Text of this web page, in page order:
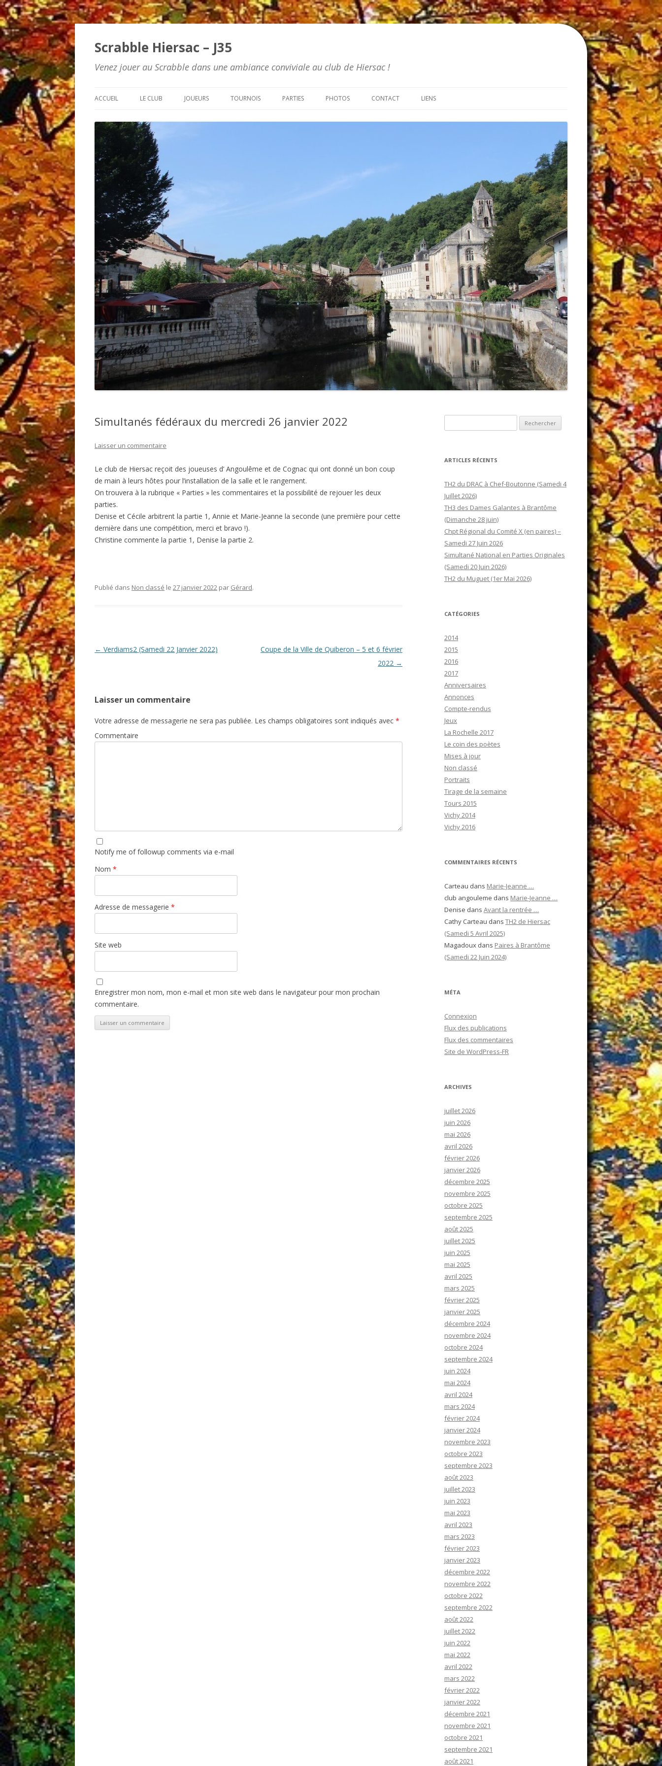
Scrabble Hiersac – J35
Venez jouer au Scrabble dans une ambiance conviviale au club de Hiersac !
ACCUEIL LE CLUB JOUEURS TOURNOIS PARTIES PHOTOS CONTACT LIENS
Simultanés fédéraux du mercredi 26 janvier 2022
Laisser un commentaire
Le club de Hiersac reçoit des joueuses d’ Angoulême et de Cognac qui ont donné un bon coup
de main à leurs hôtes pour l’installation de la salle et le rangement.
On trouvera à la rubrique « Parties » les commentaires et la possibilité de rejouer les deux
parties.
Denise et Cécile arbitrent la partie 1, Annie et Marie-Jeanne la seconde (une première pour cette
dernière dans une compétition, merci et bravo !).
Christine commente la partie 1, Denise la partie 2.
Publié dans Non classé le 27 janvier 2022 par Gérard.
Post navigation
← Verdiams2 (Samedi 22 Janvier 2022)
Coupe de la Ville de Quiberon – 5 et 6 février
2022 →
Laisser un commentaire
Votre adresse de messagerie ne sera pas publiée. Les champs obligatoires sont indiqués avec *
Commentaire
Notify me of followup comments via e-mail
Nom *
Adresse de messagerie *
Site web
Enregistrer mon nom, mon e-mail et mon site web dans le navigateur pour mon prochain
commentaire.
ARTICLES RÉCENTS
TH2 du DRAC à Chef-Boutonne (Samedi 4
Juillet 2026)
TH3 des Dames Galantes à Brantôme
(Dimanche 28 juin)
Chpt Régional du Comité X (en paires) –
Samedi 27 Juin 2026
Simultané National en Parties Originales
(Samedi 20 Juin 2026)
TH2 du Muguet (1er Mai 2026)
CATÉGORIES
2014
2015
2016
2017
Anniversaires
Annonces
Compte-rendus
Jeux
La Rochelle 2017
Le coin des poètes
Mises à jour
Non classé
Portraits
Tirage de la semaine
Tours 2015
Vichy 2014
Vichy 2016
COMMENTAIRES RÉCENTS
Carteau dans Marie-Jeanne …
club angouleme dans Marie-Jeanne …
Denise dans Avant la rentrée …
Cathy Carteau dans TH2 de Hiersac
(Samedi 5 Avril 2025)
Magadoux dans Paires à Brantôme
(Samedi 22 Juin 2024)
MÉTA
Connexion
Flux des publications
Flux des commentaires
Site de WordPress-FR
ARCHIVES
juillet 2026
juin 2026
mai 2026
avril 2026
février 2026
janvier 2026
décembre 2025
novembre 2025
octobre 2025
septembre 2025
août 2025
juillet 2025
juin 2025
mai 2025
avril 2025
mars 2025
février 2025
janvier 2025
décembre 2024
novembre 2024
octobre 2024
septembre 2024
juin 2024
mai 2024
avril 2024
mars 2024
février 2024
janvier 2024
novembre 2023
octobre 2023
septembre 2023
août 2023
juillet 2023
juin 2023
mai 2023
avril 2023
mars 2023
février 2023
janvier 2023
décembre 2022
novembre 2022
octobre 2022
septembre 2022
août 2022
juillet 2022
juin 2022
mai 2022
avril 2022
mars 2022
février 2022
janvier 2022
décembre 2021
novembre 2021
octobre 2021
septembre 2021
août 2021